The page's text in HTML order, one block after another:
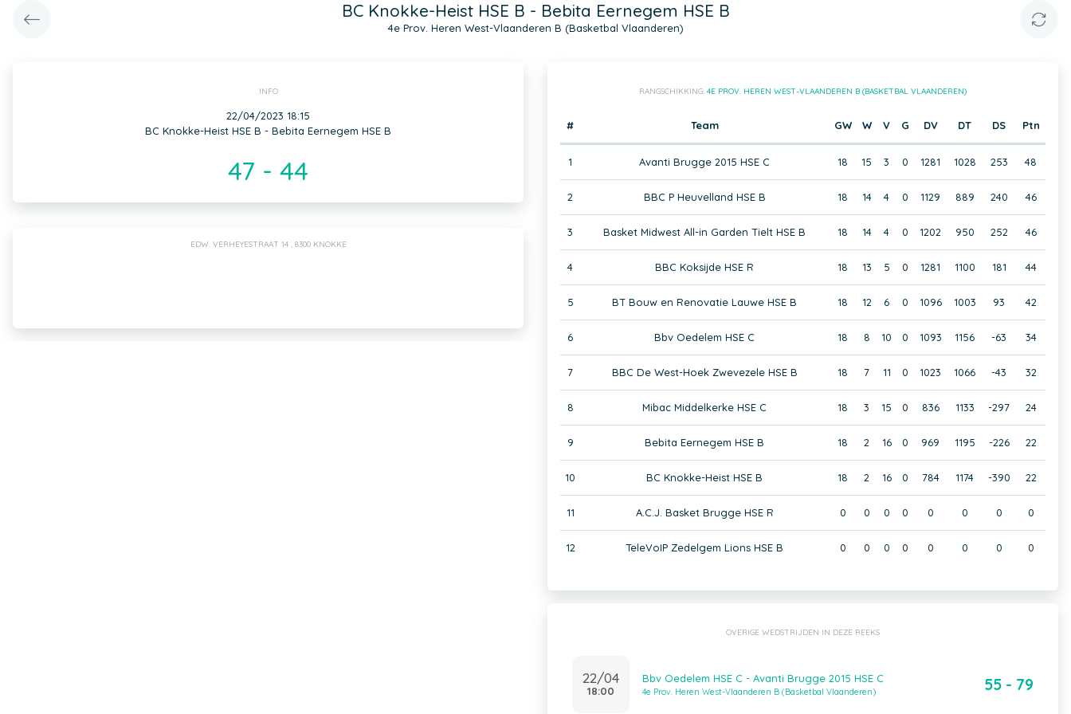
BC Knokke-Heist HSE B - Bebita Eernegem HSE B
4e Prov. Heren West-Vlaanderen B (Basketbal Vlaanderen)
INFO
22/04/2023 18:15
BC Knokke-Heist HSE B - Bebita Eernegem HSE B
47 - 44
EDW. VERHEYESTRAAT 14 , 8300 KNOKKE
RANGSCHIKKING: 4E PROV. HEREN WEST-VLAANDEREN B (BASKETBAL VLAANDEREN)
# Team GW W V G DV DT DS Ptn
1 Avanti Brugge 2015 HSE C 18 15 3 0 1281 1028 253 48
2 BBC P Heuvelland HSE B 18 14 4 0 1129 889 240 46
3 Basket Midwest All-in Garden Tielt HSE B 18 14 4 0 1202 950 252 46
4 BBC Koksijde HSE R 18 13 5 0 1281 1100 181 44
5 BT Bouw en Renovatie Lauwe HSE B 18 12 6 0 1096 1003 93 42
6 Bbv Oedelem HSE C 18 8 10 0 1093 1156 -63 34
7 BBC De West-Hoek Zwevezele HSE B 18 7 11 0 1023 1066 -43 32
8 Mibac Middelkerke HSE C 18 3 15 0 836 1133 -297 24
9 Bebita Eernegem HSE B 18 2 16 0 969 1195 -226 22
10 BC Knokke-Heist HSE B 18 2 16 0 784 1174 -390 22
11 A.C.J. Basket Brugge HSE R 0 0 0 0 0 0 0 0
12 TeleVoIP Zedelgem Lions HSE B 0 0 0 0 0 0 0 0
OVERIGE WEDSTRIJDEN IN DEZE REEKS
22/04
18:00
Bbv Oedelem HSE C - Avanti Brugge 2015 HSE C
4e Prov. Heren West-Vlaanderen B (Basketbal Vlaanderen) 55 - 79